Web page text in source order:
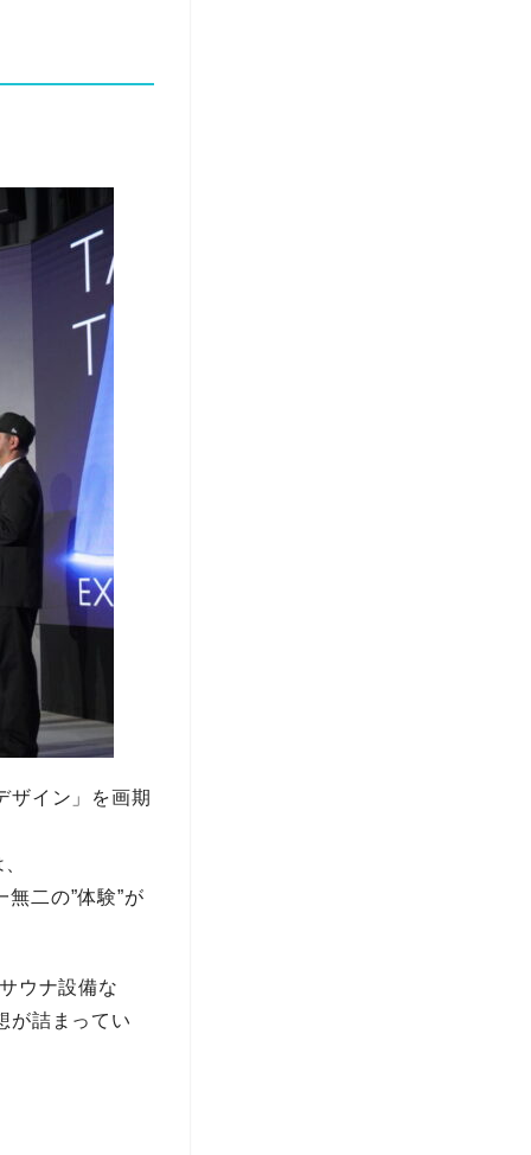
ザイン」を画期
二の”体験”が
ウナ設備な
が詰まってい